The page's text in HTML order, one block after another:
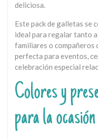
deliciosa.
Este pack de galletas se
ideal para regalar tanto
familiares o compañeros
perfecta para eventos,
celebración especial
Colores y
para la ocasión